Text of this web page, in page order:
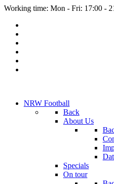
Working time: Mon - Fri: 17:00 -
NRW Football
Back
About Us
Specials
On tour